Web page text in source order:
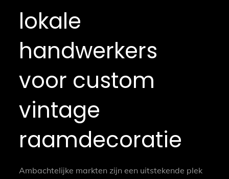
lokale
handwerkers
voor custom
vintage
raamdecoratie
Ambachtelijke markten zijn een uitstekende plek